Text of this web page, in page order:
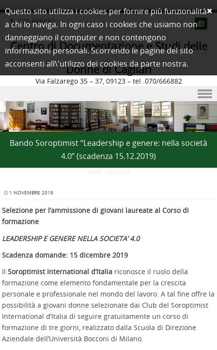
070-666882
Centro di Documentazione e Studi delle
Donne di Cagliari
Via Falzarego 35 – 37, 09123 – tel .070/666882
Skip to content
Bando Soroptimist “Leadership e genere: nella società
4.0” (scadenza 15.12.2019)
Home Notiziario
1 NOVEMBRE 2019
Selezione per l’ammissione di giovani laureate al Corso di
formazione
LEADERSHIP E GENERE NELLA SOCIETA’ 4.0
Scadenza domande: 15 dicembre 2019
Il Soroptimist International d’Italia riconosce il ruolo della
formazione come elemento fondamentale per la crescita
personale e professionale nel mondo del lavoro. A tal fine offre la
possibilità a giovani donne selezionate dai Club del Soroptimist
International d’Italia di seguire gratuitamente un corso di
formazione di tre giorni, realizzato dalla Scuola di Direzione
Aziendale dell’Università Bocconi di Milano.
Questo sito utilizza i cookies per fornire più funzionalità
a chi lo naviga. In ogni caso i cookies che usiamo non
danneggiano il computer e non contengono
informazioni personali. Scorrendo le pagine del sito
acconsenti all\'utilizzo dei cookies da parte nostra.